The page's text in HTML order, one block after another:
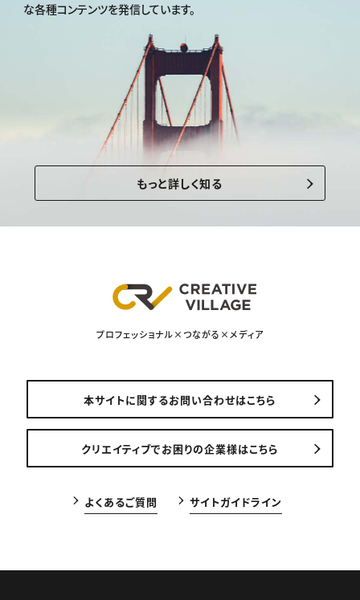
な各種コンテンツを発信しています。
もっと詳しく知る
プロフェッショナル×つながる×メディア
本サイトに関するお問い合わせはこちら
クリエイティブでお困りの企業様はこちら
よくあるご質問 サイトガイドライン